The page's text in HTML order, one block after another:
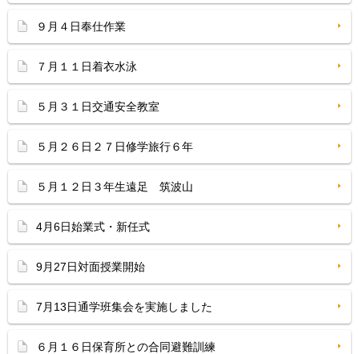
９月４日奉仕作業
７月１１日着衣水泳
５月３１日交通安全教室
５月２６日２７日修学旅行６年
５月１２日３年生遠足 筑波山
4月6日始業式・新任式
9月27日対面授業開始
7月13日通学班集会を実施しました
６月１６日保育所との合同避難訓練